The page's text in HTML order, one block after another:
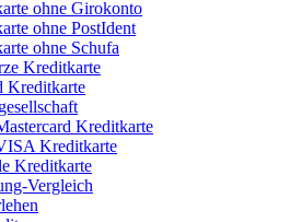
ohne Girokonto
ohne PostIdent
ohne Schufa
Kreditkarte
Kreditkarte
Kreditkarte
Kreditkarte
Kreditkarte
Vergleich